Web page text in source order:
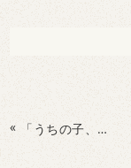
« 「うちの子、運動神経ないのかも…」と思ったときに知ってほしいこと